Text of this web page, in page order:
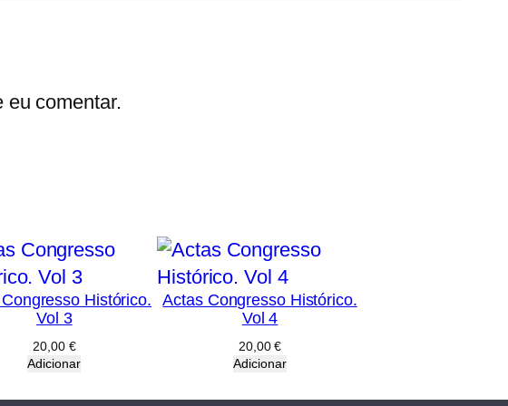
eu comentar.
Histórico.
Vol 3
20,00 €
Adicionar
Actas Congresso Histórico.
Vol 4
20,00€
Adicionar